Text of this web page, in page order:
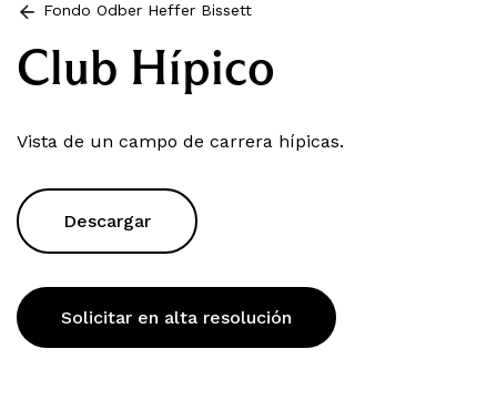
Fondo Odber Heffer Bissett
Club Hípico
Vista de un campo de carrera hípicas.
Descargar
Solicitar en alta resolución